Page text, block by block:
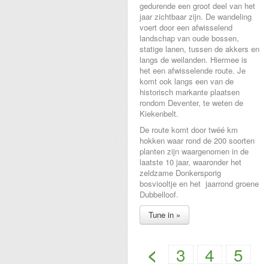
gedurende een groot deel van het
jaar zichtbaar zijn. De wandeling
voert door een afwisselend
landschap van oude bossen,
statige lanen, tussen de akkers en
langs de weilanden. Hiermee is
het een afwisselende route. Je
komt ook langs een van de
historisch markante plaatsen
rondom Deventer, te weten de
Kiekenbelt.
De route komt door twéé km
hokken waar rond de 200 soorten
planten zijn waargenomen in de
laatste 10 jaar, waaronder het
zeldzame Donkersporig
bosviooltje en het jaarrond groene
Dubbelloof.
Tune in »
< 3 4 5